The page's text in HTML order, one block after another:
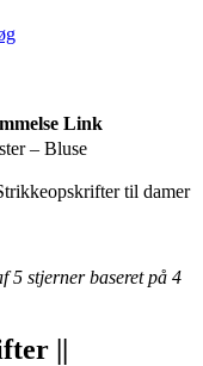
Link
– Bluse
til damer
5 stjerner baseret på 4
||